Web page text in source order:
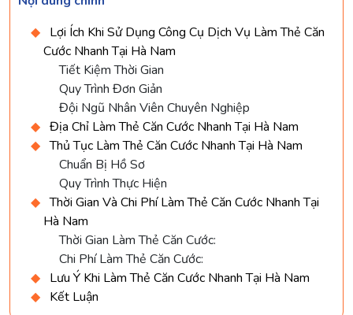
Lợi Ích Khi Sử Dụng Công Cụ Dịch Vụ Làm Thẻ Căn
Cước Nhanh Tại Hà Nam
Tiết Kiệm Thời Gian
Quy Trình Đơn Giản
Đội Ngũ Nhân Viên Chuyên Nghiệp
Địa Chỉ Làm Thẻ Căn Cước Nhanh Tại Hà Nam
Thủ Tục Làm Thẻ Căn Cước Nhanh Tại Hà Nam
Chuẩn Bị Hồ Sơ
Quy Trình Thực Hiện
Thời Gian Và Chi Phí Làm Thẻ Căn Cước Nhanh Tại
Hà Nam
Thời Gian Làm Thẻ Căn Cước:
Chi Phí Làm Thẻ Căn Cước:
Lưu Ý Khi Làm Thẻ Căn Cước Nhanh Tại Hà Nam
Kết Luận